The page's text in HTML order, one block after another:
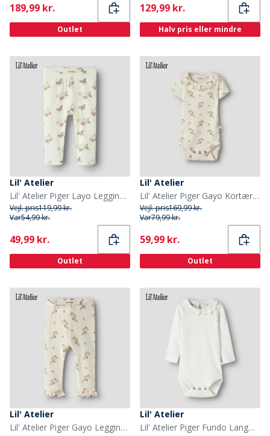
Current
189,99 kr.
Outlet
Current
129,99 kr.
Halv pris eller mindre
Lil' Atelier
Lil' Atelier Piger Layo Leggings Coconut Milk
Vejl. pris119,99 kr.
Var54,99 kr.
Current
49,99 kr.
Outlet
Lil' Atelier
Lil' Atelier Piger Gayo Kortærmet Bodystocking Coconut Milk
Vejl. pris169,99 kr.
Var79,99 kr.
Current
59,99 kr.
Outlet
Lil' Atelier
Lil' Atelier Piger Gayo Leggings Coconut Milk
Lil' Atelier
Lil' Atelier Piger Fundo Langærmet Baby Body Coconut Milk